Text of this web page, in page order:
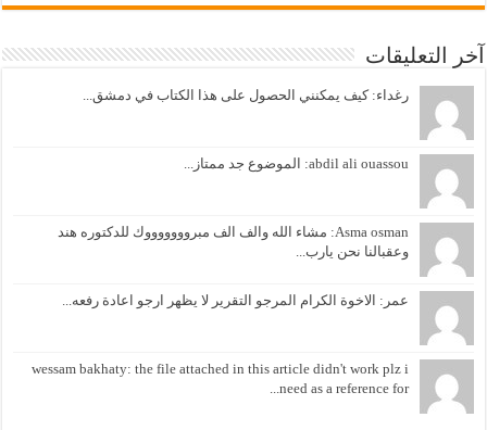
آخر التعليقات
رغداء: كيف يمكنني الحصول على هذا الكتاب في دمشق...
abdil ali ouassou: الموضوع جد ممتاز...
Asma osman: مشاء الله والف الف مبروووووووك للدكتوره هند
وعقبالنا نحن يارب...
عمر: الاخوة الكرام المرجو التقرير لا يظهر ارجو اعادة رفعه...
wessam bakhaty: the file attached in this article didn't work plz i
need as a reference for...